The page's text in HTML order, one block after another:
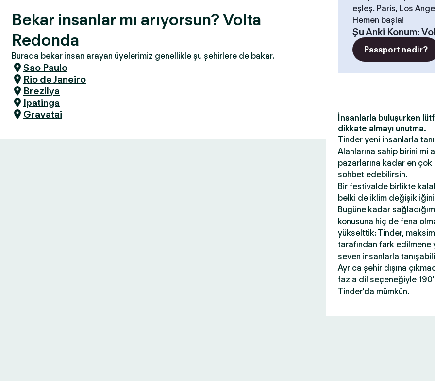
Bekar insanlar mı arıyorsun? Volta
Redonda
Burada bekar insan arayan üyelerimiz genellikle şu şehirlere de bakar.
Sao Paulo
Rio de Janeiro
Brezilya
Ipatinga
Gravatai
eşleş. Paris, Los
Hemen başla!
Şu Anki Konum:
Passport nedir?
İnsanlarla buluşurken
dikkate almayı unutma.
Tinder yeni insanlarla
Alanlarına sahip birini mi
pazarlarına kadar en çok
sohbet edebilirsin.
Bir festivalde birlikte
belki de iklim
Bugüne kadar
konusuna hiç de fena
yükselttik: Tinder,
tarafından fark edilmene
seven insanlarla
Ayrıca şehir dışına
fazla dil seçeneğiyle
Tinder'da mümkün.